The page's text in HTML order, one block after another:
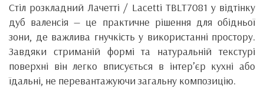
Стіл розкладний Лачетті / Lacetti TBLT7081 у відтінку
дуб валенсія — це практичне рішення для обідньої
зони, де важлива гнучкість у використанні простору.
Завдяки стриманій формі та натуральній текстурі
поверхні він легко вписується в інтер’єр кухні або
їдальні, не перевантажуючи загальну композицію.